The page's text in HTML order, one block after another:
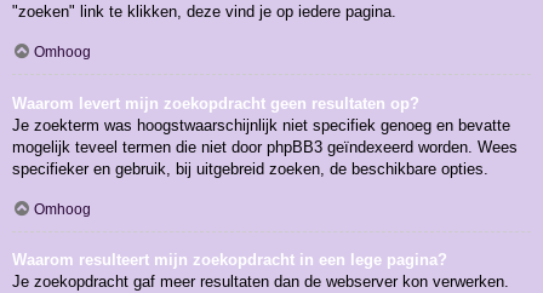
"zoeken" link te klikken, deze vind je op iedere pagina.
Omhoog
Waarom levert mijn zoekopdracht geen resultaten op?
Je zoekterm was hoogstwaarschijnlijk niet specifiek genoeg en bevatte
mogelijk teveel termen die niet door phpBB3 geïndexeerd worden. Wees
specifieker en gebruik, bij uitgebreid zoeken, de beschikbare opties.
Omhoog
Waarom resulteert mijn zoekopdracht in een lege pagina?
Je zoekopdracht gaf meer resultaten dan de webserver kon verwerken.